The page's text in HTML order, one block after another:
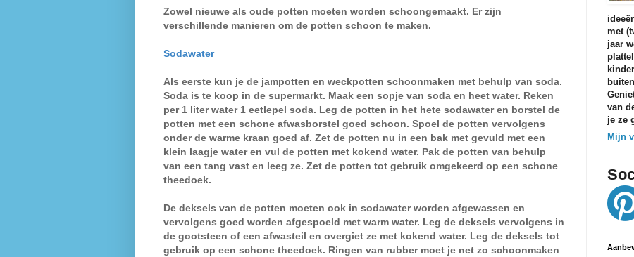
Zowel nieuwe als oude potten moeten worden schoongemaakt. Er zijn
verschillende manieren om de potten schoon te maken.
Sodawater
Als eerste kun je de jampotten en weckpotten schoonmaken met behulp van soda.
Soda is te koop in de supermarkt. Maak een sopje van soda en heet water. Reken
per 1 liter water 1 eetlepel soda. Leg de potten in het hete sodawater en borstel de
potten met een schone afwasborstel goed schoon. Spoel de potten vervolgens
onder de warme kraan goed af. Zet de potten nu in een bak met gevuld met een
klein laagje water en vul de potten met kokend water. Pak de potten van behulp
van een tang vast en leeg ze. Zet de potten tot gebruik omgekeerd op een schone
theedoek.
De deksels van de potten moeten ook in sodawater worden afgewassen en
vervolgens goed worden afgespoeld met warm water. Leg de deksels vervolgens in
de gootsteen of een afwasteil en overgiet ze met kokend water. Leg de deksels tot
gebruik op een schone theedoek. Ringen van rubber moet je net zo schoonmaken
met
jaar
van
je ze
Mijn